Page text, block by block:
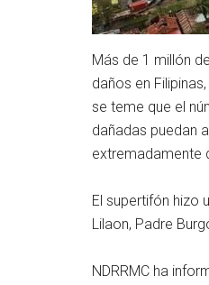
Más de 1 millón
daños en
se teme que el
dañadas puedan
extremadamente
El supertifón hizo
Lilaon, Padre
NDRRMC ha